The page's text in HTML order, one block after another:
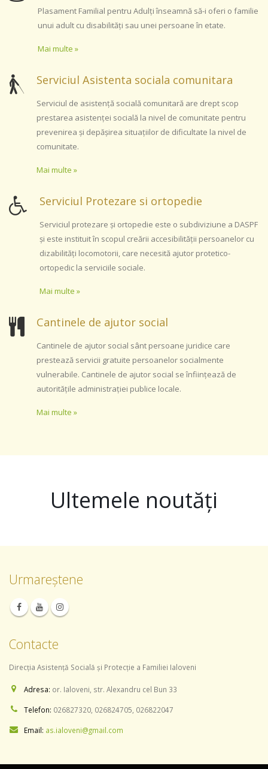
Plasament Familial pentru Adulţi înseamnă să-i oferi o familie
unui adult cu disabilităţi sau unei persoane în etate.
Mai multe »
Serviciul Asistenta sociala comunitara
Serviciul de asistență socială comunitară are drept scop
prestarea asistenței socială la nivel de comunitate pentru
prevenirea și depășirea situațiilor de dificultate la nivel de
comunitate.
Mai multe »
Serviciul Protezare si ortopedie
Serviciul protezare şi ortopedie este o subdiviziune a DASPF
şi este instituit în scopul creării accesibilităţii persoanelor cu
dizabilităţi locomotorii, care necesită ajutor protetico-
ortopedic la serviciile sociale.
Mai multe »
Cantinele de ajutor social
Cantinele de ajutor social sânt persoane juridice care
prestează servicii gratuite persoanelor socialmente
vulnerabile. Cantinele de ajutor social se înfiinţează de
autorităţile administraţiei publice locale.
Mai multe »
Ultemele noutăți
Urmareștene
Contacte
Direcția Asistență Socială și Protecție a Familiei Ialoveni
Adresa: or. Ialoveni, str. Alexandru cel Bun 33
Telefon: 026827320, 026824705, 026822047
Email: as.ialoveni@gmail.com